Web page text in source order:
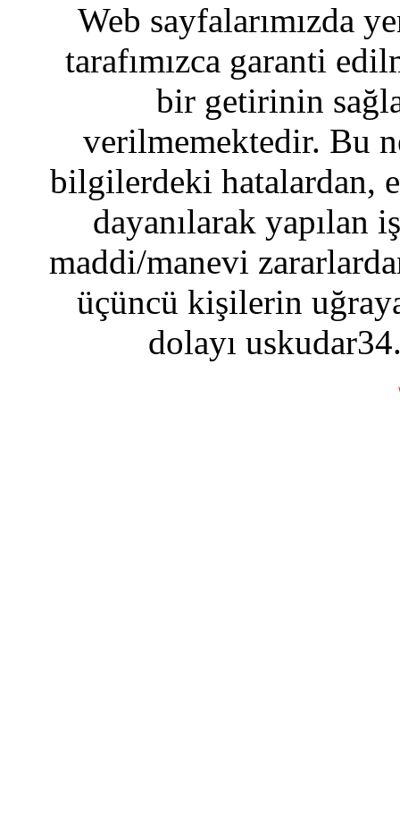
Web sayfalarımızda
tarafımızca garanti
bir getirinin
verilmemektedir. Bu
bilgilerdeki hatalardan,
dayanılarak yapılan
maddi/manevi
üçüncü kişilerin
dolayı